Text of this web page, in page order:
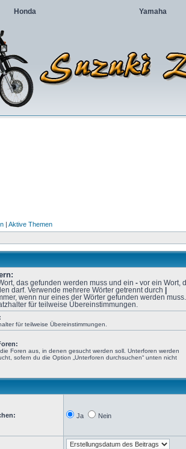
Honda Yamaha
| Aktive Themen
das gefunden werden muss und ein - vor ein Wort,
darf. Verwende mehrere Wörter getrennt durch
wenn nur eines der Wörter gefunden werden muss.
für teilweise Übereinstimmungen.
für teilweise Übereinstimmungen.
Foren aus, in denen gesucht werden soll. Unterforen werden
sofern du die Option „Unterforen durchsuchen“ unten nicht
Ja Nein